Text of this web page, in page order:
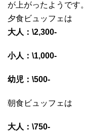
が上がったようです。
夕食ビュッフェは
大人：\2,300-
小人：\1,000-
幼児：\500-
朝食ビュッフェは
大人：\750-